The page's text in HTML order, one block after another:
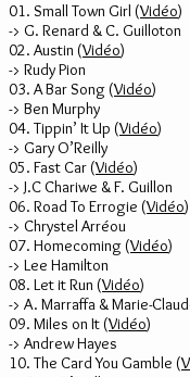
01. Small Town Girl (Vidéo)
-> G. Renard & C. Guilloton
02. Austin (Vidéo)
-> Rudy Pion
03. A Bar Song (Vidéo)
-> Ben Murphy
04. Tippin’ It Up (Vidéo)
-> Gary O’Reilly
05. Fast Car (Vidéo)
-> J.C Chariwe & F. Guillon
06. Road To Errogie (Vidéo)
-> Chrystel Arréou
07. Homecoming (Vidéo)
-> Lee Hamilton
08. Let it Run (Vidéo)
-> A. Marraffa & Marie-
09. Miles on It (Vidéo)
-> Andrew Hayes
10. The Card You Gamble (